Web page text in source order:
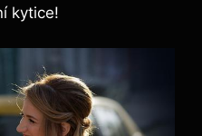
kytice!